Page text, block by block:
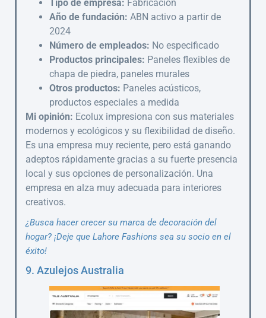
Tipo de empresa: Fabricación
Año de fundación: ABN activo a partir de
2024
Número de empleados: No especificado
Productos principales: Paneles flexibles de
chapa de piedra, paneles murales
Otros productos: Paneles acústicos,
productos especiales a medida
Mi opinión: Ecolux impresiona con sus materiales
modernos y ecológicos y su flexibilidad de diseño.
Es una empresa muy reciente, pero está ganando
adeptos rápidamente gracias a su fuerte presencia
local y sus opciones de personalización. Una
empresa en alza muy adecuada para interiores
creativos.
¿Busca hacer crecer su marca de decoración del
hogar? ¡Deje que Lahore Fashions sea su socio en el
éxito!
9. Azulejos Australia